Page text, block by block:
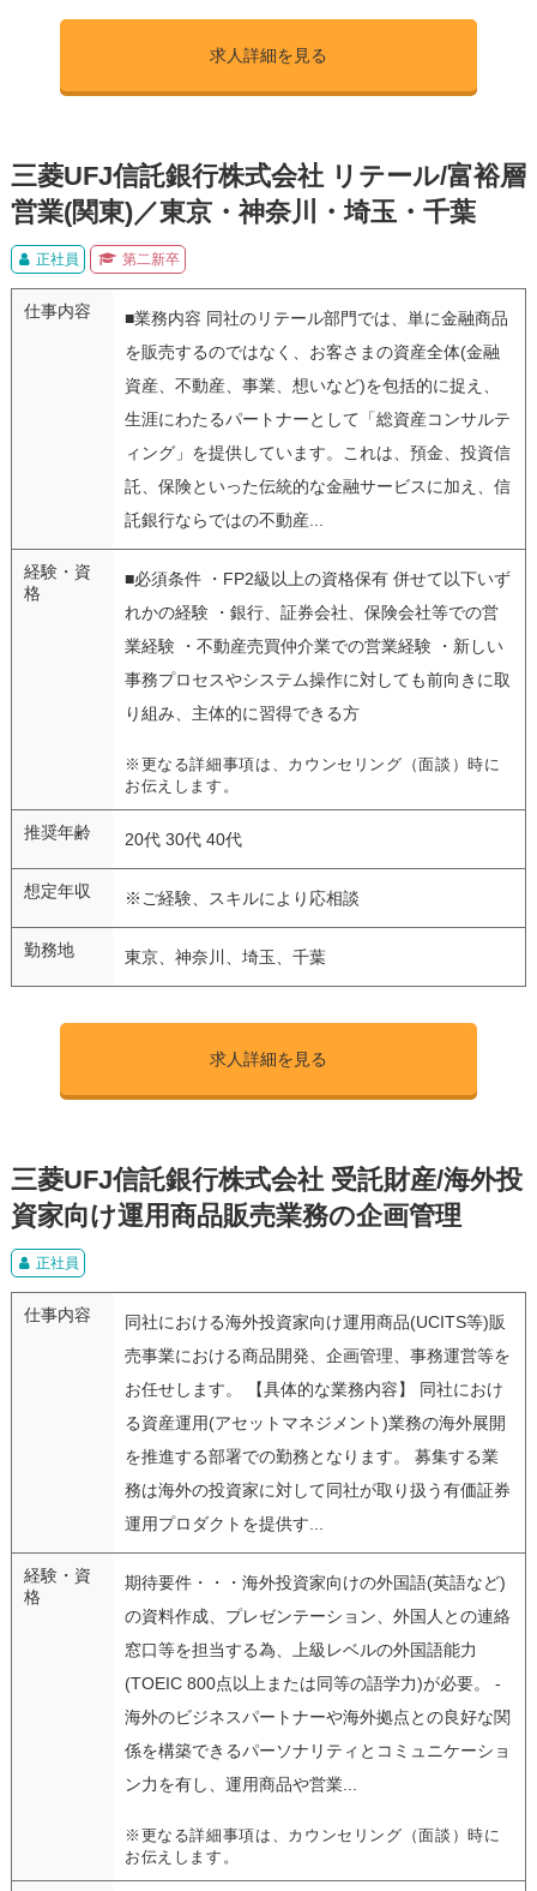
求人詳細を見る
三菱UFJ信託銀行株式会社 リテール/富裕層
営業(関東)／東京・神奈川・埼玉・千葉
正社員 第二新卒
仕事内容
■業務内容 同社のリテール部門では、単に金融商品
を販売するのではなく、お客さまの資産全体(金融
資産、不動産、事業、想いなど)を包括的に捉え、
生涯にわたるパートナーとして「総資産コンサルテ
ィング」を提供しています。これは、預金、投資信
託、保険といった伝統的な金融サービスに加え、信
託銀行ならではの不動産...
経験・資
格
■必須条件 ・FP2級以上の資格保有 併せて以下いず
れかの経験 ・銀行、証券会社、保険会社等での営
業経験 ・不動産売買仲介業での営業経験 ・新しい
事務プロセスやシステム操作に対しても前向きに取
り組み、主体的に習得できる方
※更なる詳細事項は、カウンセリング（面談）時に
お伝えします。
推奨年齢 20代 30代 40代
想定年収 ※ご経験、スキルにより応相談
勤務地 東京、神奈川、埼玉、千葉
求人詳細を見る
三菱UFJ信託銀行株式会社 受託財産/海外投
資家向け運用商品販売業務の企画管理
正社員
仕事内容
同社における海外投資家向け運用商品(UCITS等)販
売事業における商品開発、企画管理、事務運営等を
お任せします。 【具体的な業務内容】 同社におけ
る資産運用(アセットマネジメント)業務の海外展開
を推進する部署での勤務となります。 募集する業
務は海外の投資家に対して同社が取り扱う有価証券
運用プロダクトを提供す...
経験・資
格
期待要件・・・海外投資家向けの外国語(英語など)
の資料作成、プレゼンテーション、外国人との連絡
窓口等を担当する為、上級レベルの外国語能力
(TOEIC 800点以上または同等の語学力)が必要。 -
海外のビジネスパートナーや海外拠点との良好な関
係を構築できるパーソナリティとコミュニケーショ
ン力を有し、運用商品や営業...
※更なる詳細事項は、カウンセリング（面談）時に
お伝えします。